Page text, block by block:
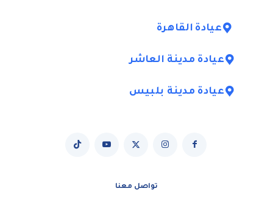
عيادة القاهرة
عيادة مدينة العاشر
عيادة مدينة بلبيس
تواصل معنا